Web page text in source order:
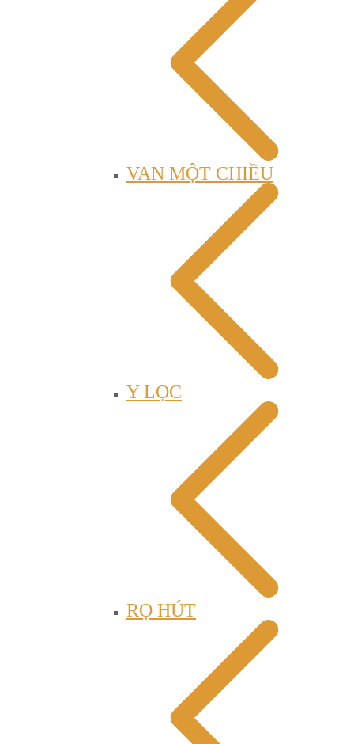
VAN MỘT CHIỀU
Y LỌC
RỌ HÚT